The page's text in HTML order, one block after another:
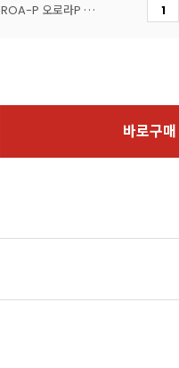
[실리코마트]AUROROA-P 오로라P 초콜릿몰드 24구(8ml)
바로구매